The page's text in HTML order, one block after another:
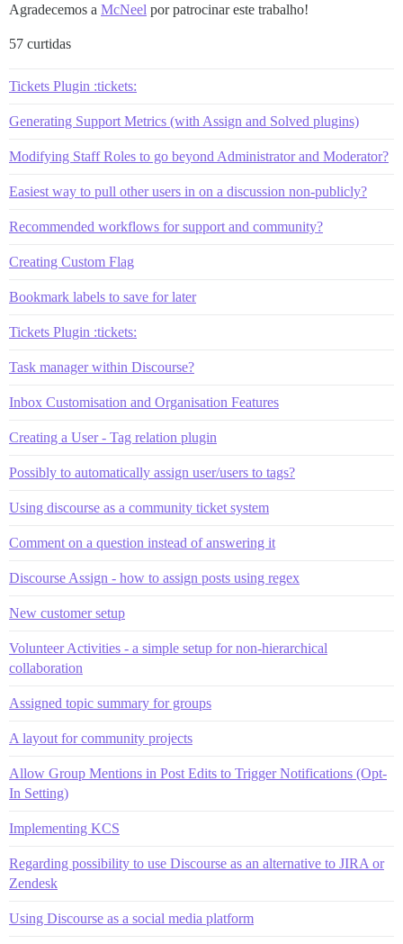
Agradecemos a McNeel por patrocinar este trabalho!
57 curtidas
Tickets Plugin :tickets:
Generating Support Metrics (with Assign and Solved plugins)
Modifying Staff Roles to go beyond Administrator and Moderator?
Easiest way to pull other users in on a discussion non-publicly?
Recommended workflows for support and community?
Creating Custom Flag
Bookmark labels to save for later
Tickets Plugin :tickets:
Task manager within Discourse?
Inbox Customisation and Organisation Features
Creating a User - Tag relation plugin
Possibly to automatically assign user/users to tags?
Using discourse as a community ticket system
Comment on a question instead of answering it
Discourse Assign - how to assign posts using regex
New customer setup
Volunteer Activities - a simple setup for non-hierarchical
collaboration
Assigned topic summary for groups
A layout for community projects
Allow Group Mentions in Post Edits to Trigger Notifications (Opt-
In Setting)
Implementing KCS
Regarding possibility to use Discourse as an alternative to JIRA or
Zendesk
Using Discourse as a social media platform